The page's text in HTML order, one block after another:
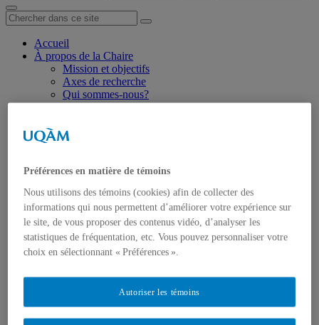
Accueil
À propos de la Chaire
Mission et objectifs
Axes de recherche
Qui sommes-nous?
Titulaire de la Chaire
Devenir membre de la Chaire
Axe 1 : Réussite et bienêtre à travers les transitions
scolaires
Axe 2 : Soutenir des transitions postscolaires réussies :
modèles de résilience
Événements
Info grand public
Préférences en matière de témoins
Nous utilisons des témoins (cookies) afin de collecter des
informations qui nous permettent d’améliorer votre expérience sur
le site, de vous proposer des contenus vidéo, d’analyser les
statistiques de fréquentation, etc. Vous pouvez personnaliser votre
choix en sélectionnant « Préférences ».
Autoriser les témoins